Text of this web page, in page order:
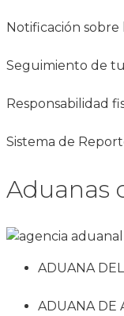
Notificación
Seguimiento de
Responsabilidad
Sistema de
Aduanas
ADUANA
ADUANA DE